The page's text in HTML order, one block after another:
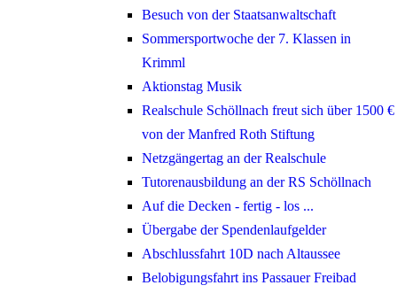
Besuch von der Staatsanwaltschaft
Sommersportwoche der 7. Klassen in
Krimml
Aktionstag Musik
Realschule Schöllnach freut sich über 1500 €
von der Manfred Roth Stiftung
Netzgängertag an der Realschule
Tutorenausbildung an der RS Schöllnach
Auf die Decken - fertig - los ...
Übergabe der Spendenlaufgelder
Abschlussfahrt 10D nach Altaussee
Belobigungsfahrt ins Passauer Freibad